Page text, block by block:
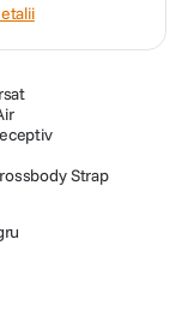
Strap